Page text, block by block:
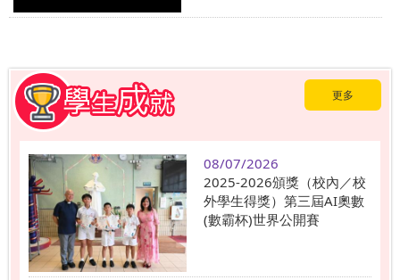
更多
08/07/2026
2025-2026頒獎（校內／校
外學生得獎）第三屆AI奧數
(數霸杯)世界公開賽